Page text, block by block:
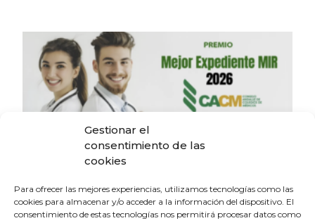
Gestionar el
consentimiento de las
cookies
Para ofrecer las mejores experiencias, utilizamos tecnologías como las
cookies para almacenar y/o acceder a la información del dispositivo. El
consentimiento de estas tecnologías nos permitirá procesar datos como
El CACM reconoce la excelencia médica
con la convocatoria de los Premios al
Mejor Expediente MIR 2026